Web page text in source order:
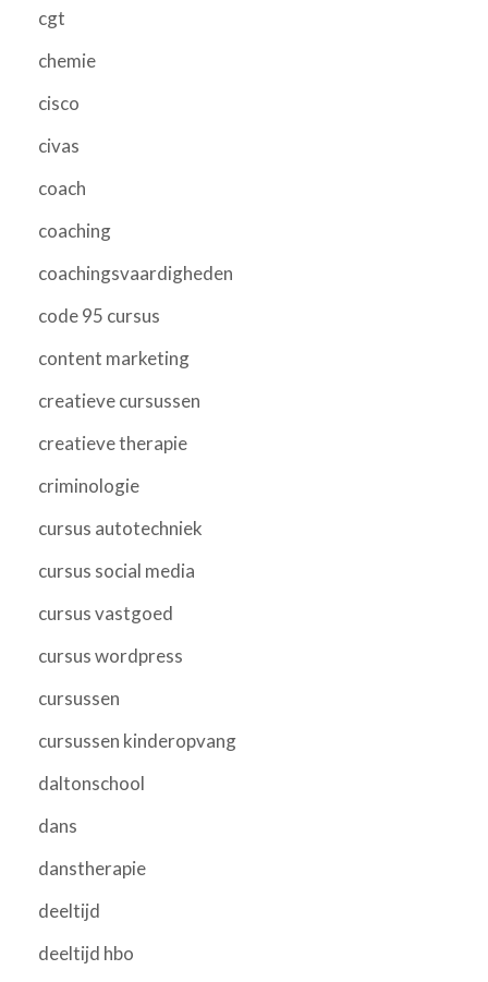
cgt
chemie
cisco
civas
coach
coaching
coachingsvaardigheden
code 95 cursus
content marketing
creatieve cursussen
creatieve therapie
criminologie
cursus autotechniek
cursus social media
cursus vastgoed
cursus wordpress
cursussen
cursussen kinderopvang
daltonschool
dans
danstherapie
deeltijd
deeltijd hbo